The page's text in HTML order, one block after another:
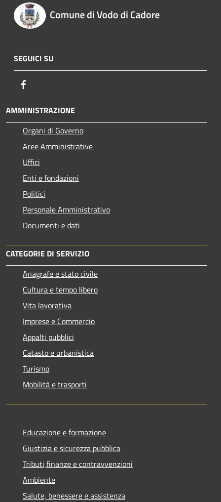
Comune di Vodo di Cadore
SEGUICI SU
AMMINISTRAZIONE
Organi di Governo
Aree Amministrative
Uffici
Enti e fondazioni
Politici
Personale Amministrativo
Documenti e dati
CATEGORIE DI SERVIZIO
Anagrafe e stato civile
Cultura e tempo libero
Vita lavorativa
Imprese e Commercio
Appalti pubblici
Catasto e urbanistica
Turismo
Mobilità e trasporti
Educazione e formazione
Giustizia e sicurezza pubblica
Tributi,finanze e contravvenzioni
Ambiente
Salute, benessere e assistenza